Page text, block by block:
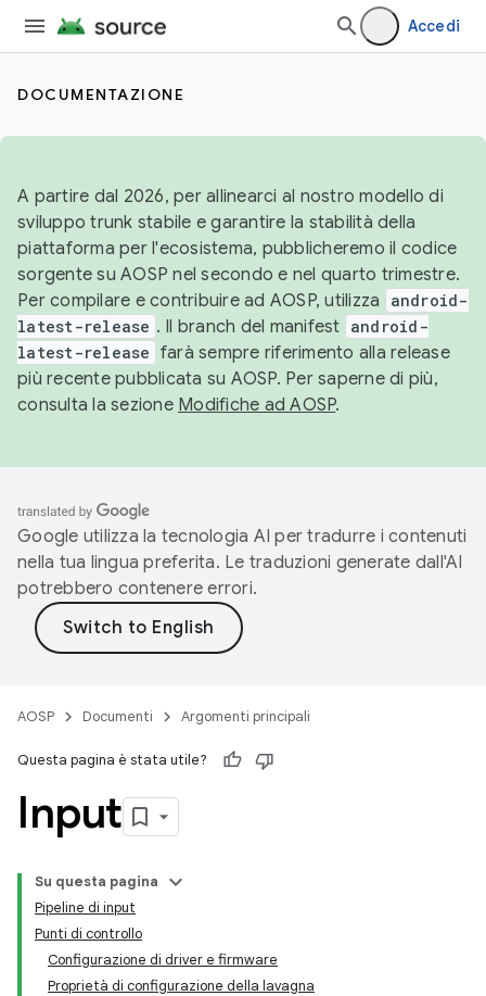
Accedi
DOCUMENTAZIONE
A partire dal 2026, per allinearci al nostro modello di
sviluppo trunk stabile e garantire la stabilità della
piattaforma per l'ecosistema, pubblicheremo il codice
sorgente su AOSP nel secondo e nel quarto trimestre.
Per compilare e contribuire ad AOSP, utilizza
android-
latest-release . Il branch del manifest android-
latest-release farà sempre riferimento alla release
più recente pubblicata su AOSP. Per saperne di più,
consulta la sezione Modifiche ad AOSP.
Google utilizza la tecnologia AI per tradurre i contenuti
nella tua lingua preferita. Le traduzioni generate dall'AI
potrebbero contenere errori.
AOSP Documenti Argomenti principali
Questa pagina è stata utile?
Input
Su questa pagina
Pipeline di input
Punti di controllo
Configurazione di driver e firmware
Proprietà di configurazione della lavagna